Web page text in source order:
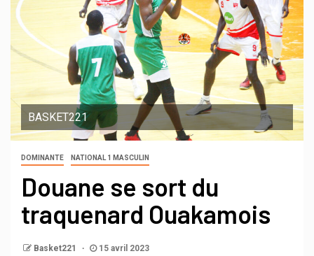
BASKET221
DOMINANTE NATIONAL 1 MASCULIN
Douane se sort du
traquenard Ouakamois
Basket221 15 avril 2023